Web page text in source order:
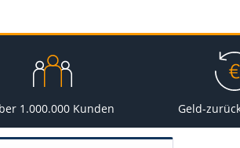
1.000.000 Kunden Geld-